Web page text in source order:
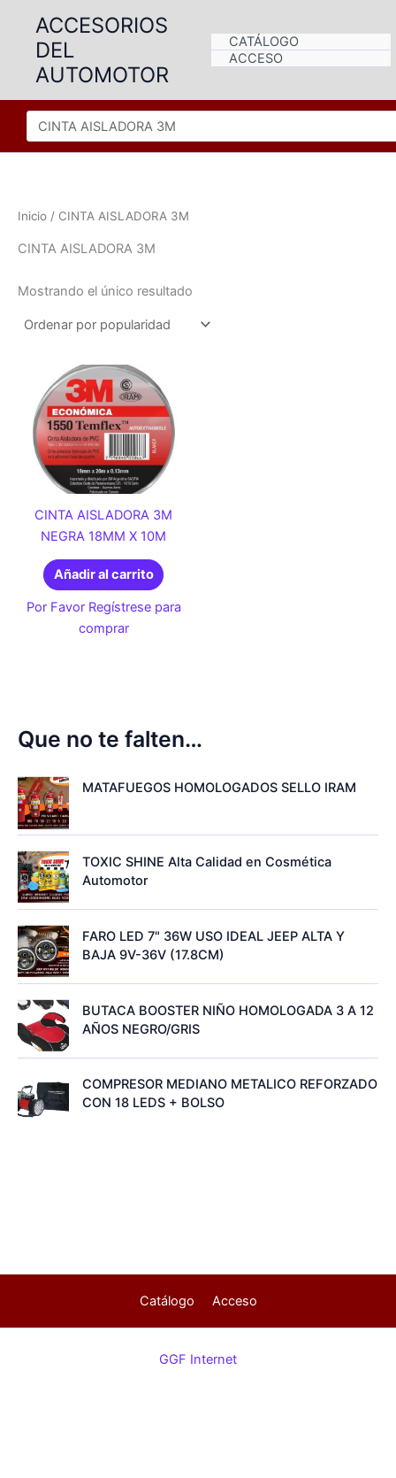
contenido
ACCESORIOS
DEL
AUTOMOTOR
CATÁLOGO
ACCESO
Inicio / CINTA AISLADORA 3M
CINTA AISLADORA 3M
Mostrando el único resultado
CINTA AISLADORA 3M
NEGRA 18MM X 10M
Añadir al carrito
Por Favor Regístrese para
comprar
Que no te falten…
MATAFUEGOS HOMOLOGADOS SELLO IRAM
TOXIC SHINE Alta Calidad en Cosmética
Automotor
FARO LED 7" 36W USO IDEAL JEEP ALTA Y
BAJA 9V-36V (17.8CM)
BUTACA BOOSTER NIÑO HOMOLOGADA 3 A 12
AÑOS NEGRO/GRIS
COMPRESOR MEDIANO METALICO REFORZADO
CON 18 LEDS + BOLSO
Catálogo Acceso
GGF Internet